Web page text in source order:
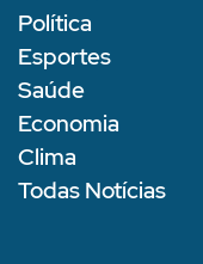
Política
Esportes
Saúde
Economia
Clima
Todas Notícias